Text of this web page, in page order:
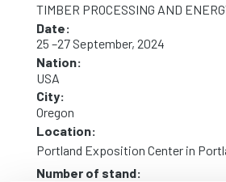
TIMBER PROCESSING AND
Date:
25 –27 September, 2024
Nation:
USA
City:
Oregon
Location:
Portland Exposition Center in
Number of stand: